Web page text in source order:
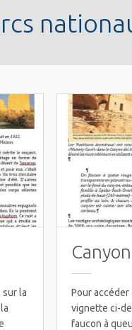
sur la
Pour
vignette ci-
faucon à